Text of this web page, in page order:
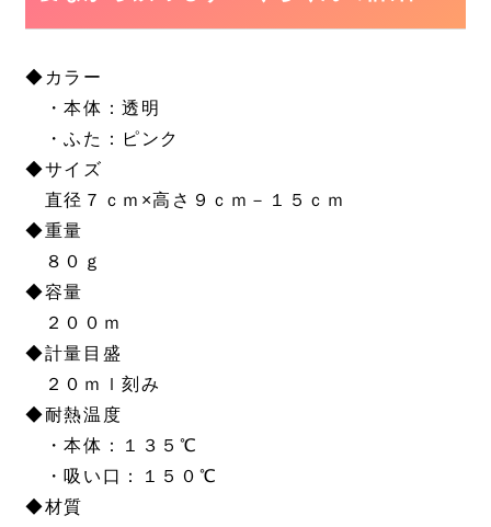
◆カラー
・本体：透明
・ふた：ピンク
◆サイズ
直径７ｃｍ×高さ９ｃｍ－１５ｃｍ
◆重量
８０ｇ
◆容量
２００ｍ
◆計量目盛
２０ｍｌ刻み
◆耐熱温度
・本体：１３５℃
・吸い口：１５０℃
◆材質